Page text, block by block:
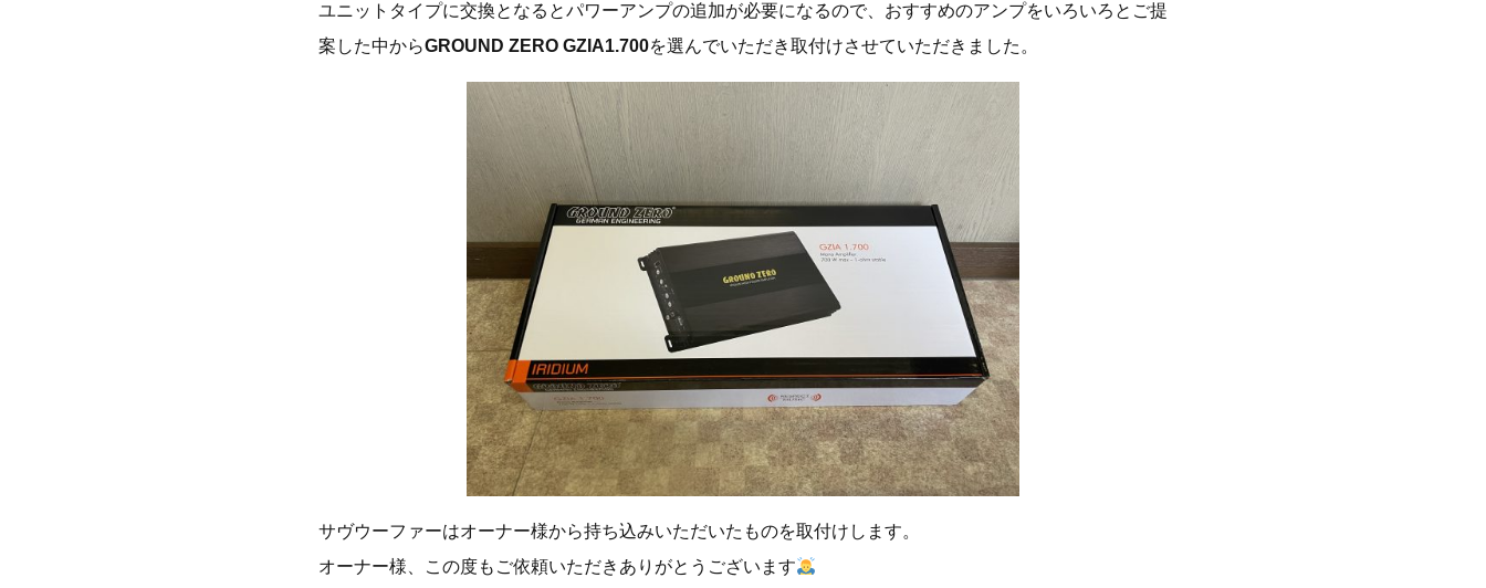
ユニットタイプに交換となるとパワーアンプの追加が必要になるので、おすすめのアンプをいろいろとご提
案した中からGROUND ZERO GZIA1.700を選んでいただき取付けさせていただきました。
サヴウーファーはオーナー様から持ち込みいただいたものを取付けします。
オーナー様、この度もご依頼いただきありがとうございます